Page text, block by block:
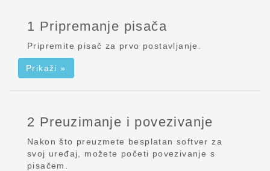
1 Pripremanje pisača
Pripremite pisač za prvo postavljanje.
Prikaži »
2 Preuzimanje i povezivanje
Nakon što preuzmete besplatan softver za
svoj uređaj, možete početi povezivanje s
pisačem.